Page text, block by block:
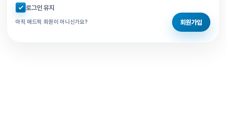
자동로그인 체크
로그인 유지
아직 애드픽 회원이 아니신가요? 회원가입